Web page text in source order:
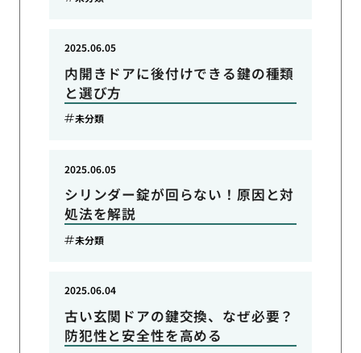
内開きドアに後付けできる鍵の種類
と選び方
2025.06.05
未分類
シリンダー錠が回らない！原因と対
処法を解説
2025.06.05
未分類
古い玄関ドアの鍵交換、なぜ必要？
防犯性と安全性を高める
2025.06.04